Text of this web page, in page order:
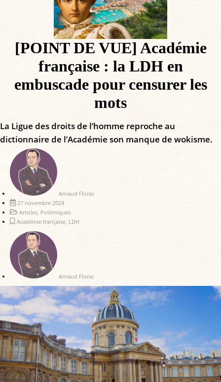
[POINT DE VUE] Académie
française : la LDH en
embuscade pour censurer les
mots
La Ligue des droits de l’homme reproche au
dictionnaire de l’Académie son manque de wokisme.
Arnaud Florac
27 novembre 2024
Articles Polémiques
Académie française LDH
Arnaud Florac